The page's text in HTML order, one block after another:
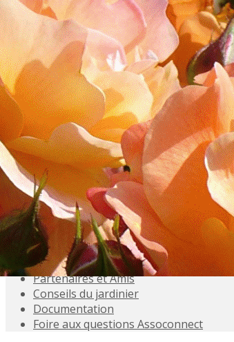
Exporter les lignes sélectionnées
Exporter toutes les colonnes
Exporter uniquement les colonnes
Menu
<
>
Accueil
Présentation
Activités
Adhésions
Évènements à venir
Agenda
Souvenez-vous
Inscriptions aux Sorties
Galeries photo
Partenaires et Amis
Conseils du jardinier
Documentation
Foire aux questions Assoconnect